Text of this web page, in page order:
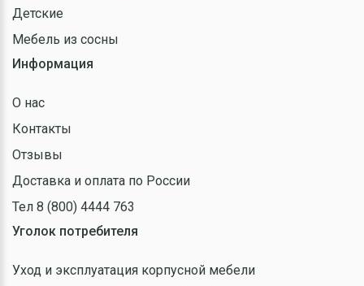
Детские
Мебель из сосны
Информация
О нас
Контакты
Отзывы
Доставка и оплата по России
Тел 8 (800) 4444 763
Уголок потребителя
Уход и эксплуатация корпусной мебели